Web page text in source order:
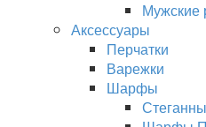
Мужские
Аксессуары
Перчатки
Варежки
Шарфы